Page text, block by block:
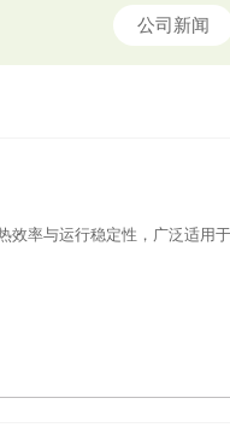
公司新闻
效率与运行稳定性，广泛适用